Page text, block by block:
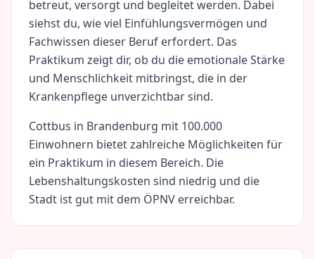
betreut, versorgt und begleitet werden. Dabei
siehst du, wie viel Einfühlungsvermögen und
Fachwissen dieser Beruf erfordert. Das
Praktikum zeigt dir, ob du die emotionale Stärke
und Menschlichkeit mitbringst, die in der
Krankenpflege unverzichtbar sind.
Cottbus in Brandenburg mit 100.000
Einwohnern bietet zahlreiche Möglichkeiten für
ein Praktikum in diesem Bereich. Die
Lebenshaltungskosten sind niedrig und die
Stadt ist gut mit dem ÖPNV erreichbar.